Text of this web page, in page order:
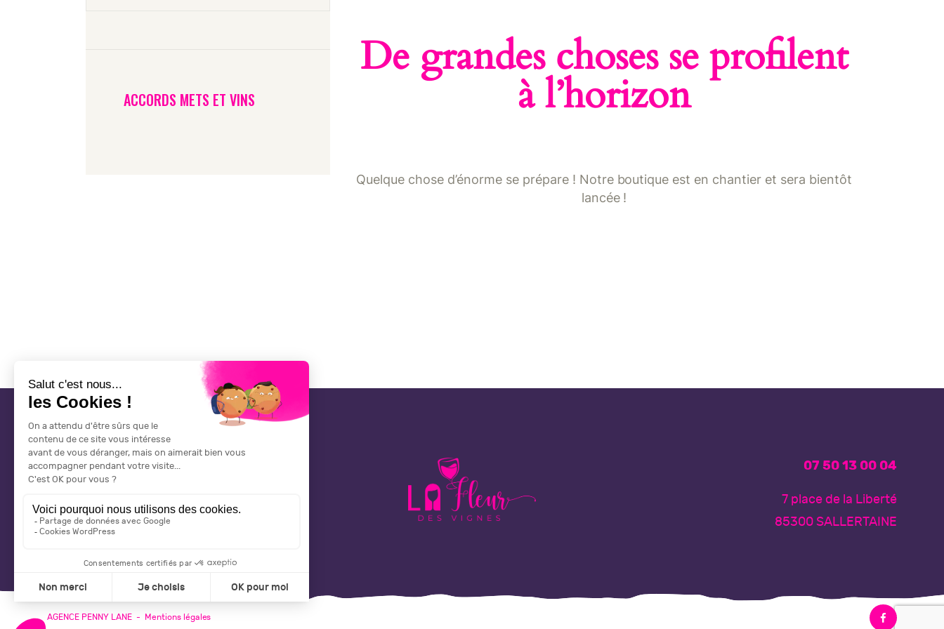
CONTACTDe grandes choses se profilent
à l’horizon
Quelque chose d’énorme se prépare ! Notre boutique est en chantier et sera bientôt
lancée !
ACCORDS METS ET VINS
CONTACT
07 50 13 00 04
7 place de la Liberté
85300 SALLERTAINE
AGENCE PENNY LANE- Mentions légales